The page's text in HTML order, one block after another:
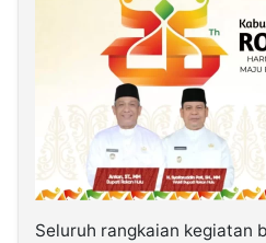
Seluruh rangkaian kegiatan